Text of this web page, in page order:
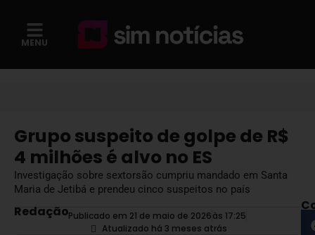
MENU
Grupo suspeito de golpe de R$
4 milhões é alvo no ES
Investigação sobre sextorsão cumpriu mandado em Santa
Maria de Jetibá e prendeu cinco suspeitos no país
RedaçãoPublicado em 21 de maio de 2026às 17:25
Atualizado há 3 meses atrás